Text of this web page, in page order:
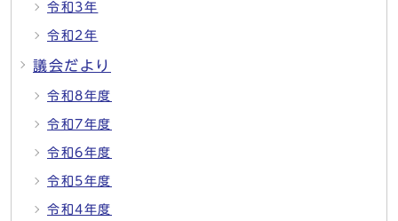
令和3年
令和2年
議会だより
令和8年度
令和7年度
令和6年度
令和5年度
令和4年度